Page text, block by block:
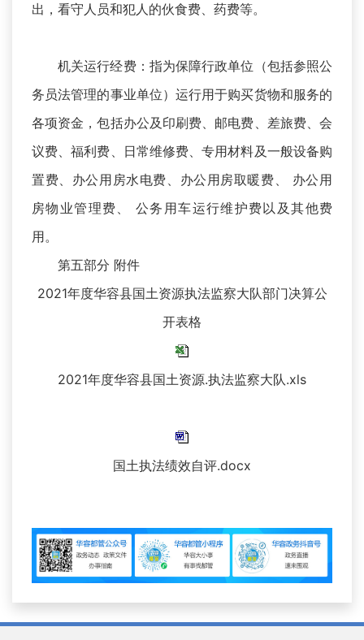
出，看守人员和犯人的伙食费、药费等。
机关运行经费：指为保障行政单位（包括参照公
务员法管理的事业单位）运行用于购买货物和服务的
各项资金，包括办公及印刷费、邮电费、差旅费、会
议费、福利费、日常维修费、专用材料及一般设备购
置费、办公用房水电费、办公用房取暖费、 办公用
房物业管理费、 公务用车运行维护费以及其他费
用。
第五部分 附件
2021年度华容县国土资源执法监察大队部门决算公
开表格
2021年度华容县国土资源.执法监察大队.xls
国土执法绩效自评.docx